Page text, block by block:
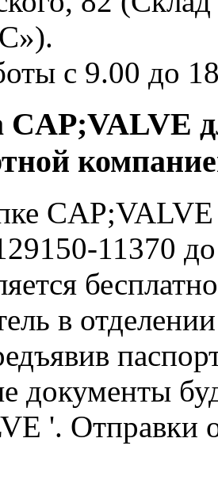
с 9.00 до
CAP;VALVE
CAP;VALVE
11370
в
документы
'. Отправки